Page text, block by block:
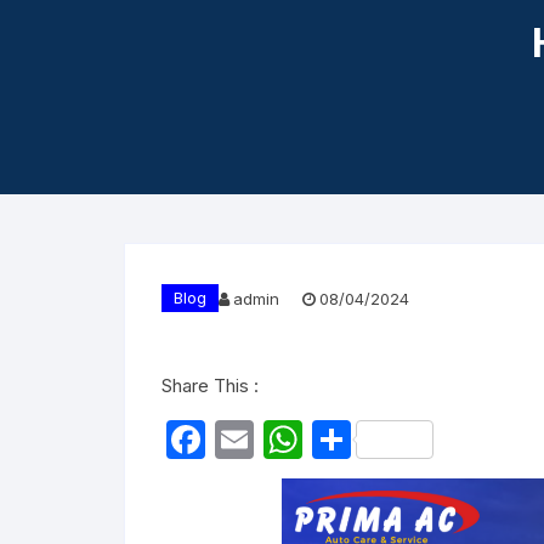
Blog admin 08/04/2024
Share This :
F
E
m
W
h
at
S
h
ar